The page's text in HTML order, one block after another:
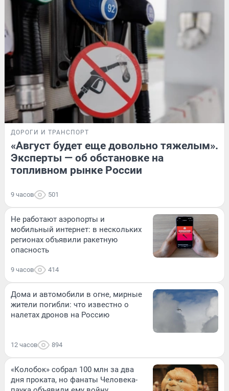
ДОРОГИ И ТРАНСПОРТ
«Август будет еще довольно тяжелым».
Эксперты — об обстановке на
топливном рынке России
9 часов 501
Не работают аэропорты и
мобильный интернет: в нескольких
регионах объявили ракетную
опасность
9 часов 414
Дома и автомобили в огне, мирные
жители погибли: что известно о
налетах дронов на Россию
12 часов 894
«Колобок» собрал 100 млн за два
дня проката, но фанаты Человека-